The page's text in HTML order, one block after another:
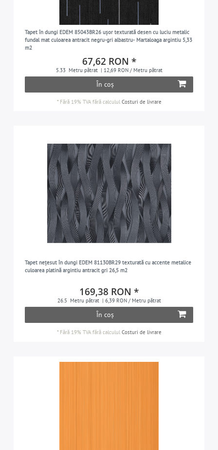
Tapet în dungi EDEM 85043BR26 ușor texturată desen cu luciu metalic
fundal mat culoarea antracit negru-gri albastru- Martaloaga argintiu 5,33
m2
67,62 RON *
5.33 Metru pătrat | 12,69 RON / Metru pătrat
În coș
* Fără 19% TVAfără calculul Costuri de livrare
Tapet nețesut în dungi EDEM 81130BR29 texturată cu accente metalice
culoarea platină argintiu antracit gri 26,5 m2
169,38 RON *
26.5 Metru pătrat | 6,39 RON / Metru pătrat
În coș
* Fără 19% TVAfără calculul Costuri de livrare